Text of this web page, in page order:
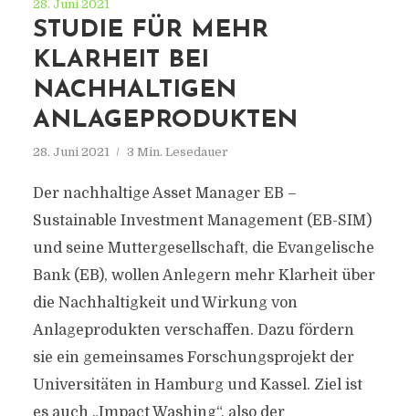
28. Juni 2021
STUDIE FÜR MEHR
KLARHEIT BEI
NACHHALTIGEN
ANLAGEPRODUKTEN
28. Juni 2021 3 Min. Lesedauer
Der nachhaltige Asset Manager EB –
Sustainable Investment Management (EB-SIM)
und seine Muttergesellschaft, die Evangelische
Bank (EB), wollen Anlegern mehr Klarheit über
die Nachhaltigkeit und Wirkung von
Anlageprodukten verschaffen. Dazu fördern
sie ein gemeinsames Forschungsprojekt der
Universitäten in Hamburg und Kassel. Ziel ist
es auch „Impact Washing“, also der